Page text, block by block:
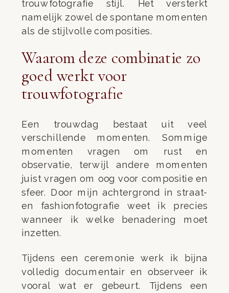
trouwfotografie stijl. Het versterkt
namelijk zowel de spontane momenten
als de stijlvolle composities.
Waarom deze combinatie zo
goed werkt voor
trouwfotografie
Een trouwdag bestaat uit veel
verschillende momenten. Sommige
momenten vragen om rust en
observatie, terwijl andere momenten
juist vragen om oog voor compositie en
sfeer. Door mijn achtergrond in straat-
en fashionfotografie weet ik precies
wanneer ik welke benadering moet
inzetten.
Tijdens een ceremonie werk ik bijna
volledig documentair en observeer ik
vooral wat er gebeurt. Tijdens een